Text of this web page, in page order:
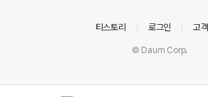
티스토리 로그인 고
© Daum Corp.